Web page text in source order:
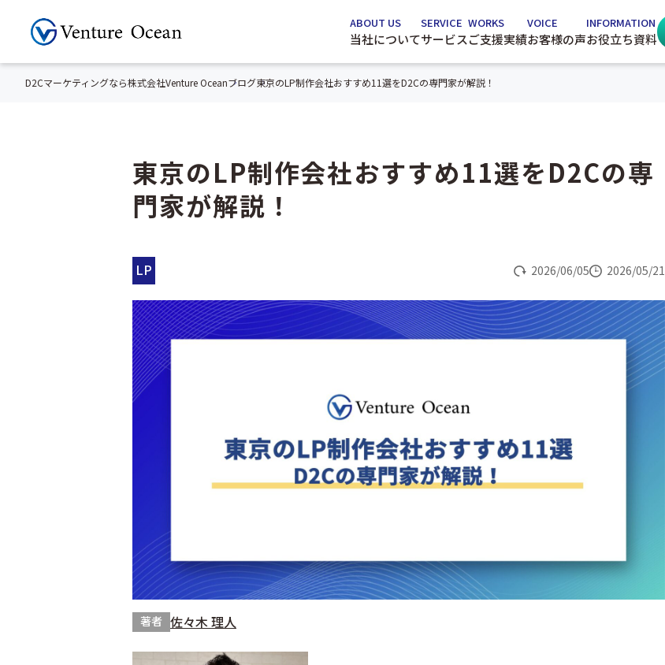
ABOUT US
当社について
SERVICE
サービス
WORKS
ご支援実績
VOICE
お客様の声
INFORMATION
お役立ち資料
D2Cマーケティングなら株式会社Venture Oceanブログ東京のLP制作会社おすすめ11選をD2Cの専門家が解説！
東京のLP制作会社おすすめ11選をD2Cの専
門家が解説！
LP 2026/06/05 2026/05/21
著者 佐々木 理人